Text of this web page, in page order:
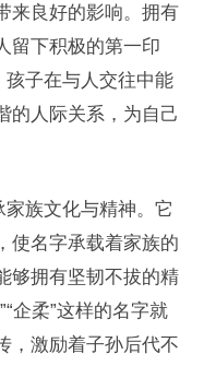
来良好的影响。拥有
留下积极的第一印
孩子在与人交往中能
的人际关系，为自己
家族文化与精神。它
使名字承载着家族的
够拥有坚韧不拔的精
企柔”这样的名字就
，激励着子孙后代不